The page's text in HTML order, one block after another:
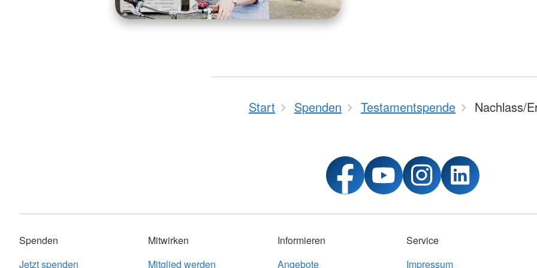
Start Spenden Testamentspende Nachlass/
Spenden
Jetzt spenden
Mitwirken
Mitglied werden
Informieren
Angebote
Service
Impressum